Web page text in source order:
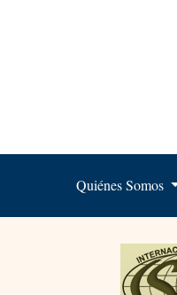
Quiénes Somos